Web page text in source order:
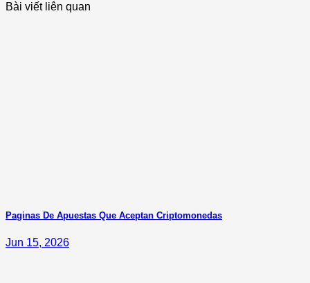
Bài viết liên quan
Paginas De Apuestas Que Aceptan Criptomonedas
Jun 15, 2026